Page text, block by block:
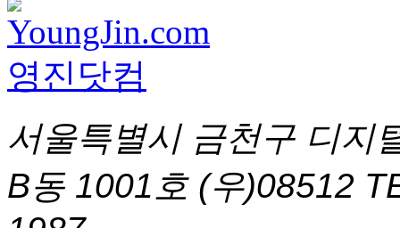
서울특별시 금천구 디지
B동 1001호 (우)08512